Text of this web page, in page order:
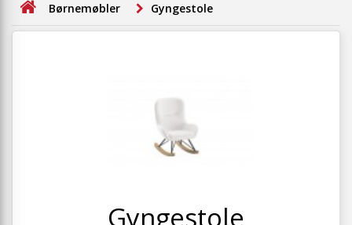
+
STUE
Børnemøbler Gyngestole
Gyngestole